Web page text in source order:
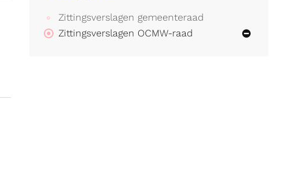
Zittingsverslagen gemeenteraad
Zittingsverslagen OCMW-raad